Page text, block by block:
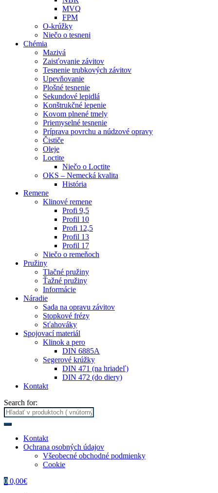
MVQ
FPM
O-krúžky
Niečo o tesneni
Chémia
Mazivá
Zaisťovanie závitov
Tesnenie trubkových závitov
Upevňovanie
Plošné tesnenie
Sekundové lepidlá
Konštrukčné lepenie
Kovom plnené tmely
Priemyselné tesnenie
Príprava povrchu a núdzové opravy
Čističe
Oleje
Loctite
Niečo o Loctite
OKS – Nemecká kvalita
História
Remene
Klinové remene
Profi 9,5
Profil 10
Profi 12,5
Profil 13
Profil 17
Niečo o remeňoch
Pružiny
Tlačné pružiny
Ťažné pružiny
Informácie
Náradie
Sada na opravu závitov
Stopkové frézy
Sťahováky
Spojovací materiál
Klinok a pero
DIN 6885A
Segerové krúžky
DIN 471 (na hriadeľ)
DIN 472 (do diery)
Kontakt
Search for:
Kontakt
Ochrana osobných údajov
Všeobecné obchodné podmienky
Cookie
0 0,00€